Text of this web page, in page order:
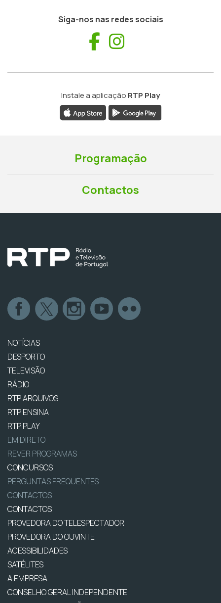
Siga-nos nas redes sociais
Facebook
Instale a aplicação RTP Play
Programação
Contactos
NOTÍCIAS
DESPORTO
TELEVISÃO
RÁDIO
RTP ARQUIVOS
RTP ENSINA
RTP PLAY
EM DIRETO
REVER PROGRAMAS
CONCURSOS
PERGUNTAS FREQUENTES
CONTACTOS
CONTACTOS
PROVEDORA DO TELESPECTADOR
PROVEDORA DO OUVINTE
ACESSIBILIDADES
SATÉLITES
A EMPRESA
CONSELHO GERAL INDEPENDENTE